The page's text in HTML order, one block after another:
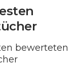
bewerteten